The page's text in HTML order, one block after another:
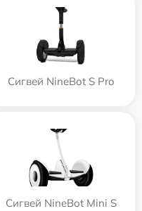
Сигвей NineBot S Pro
Сигвей NineBot Mini S